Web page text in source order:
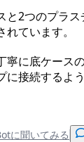
と2つのプラ
ています。
寧に底ケース
に接続するよ
に聞いてみる